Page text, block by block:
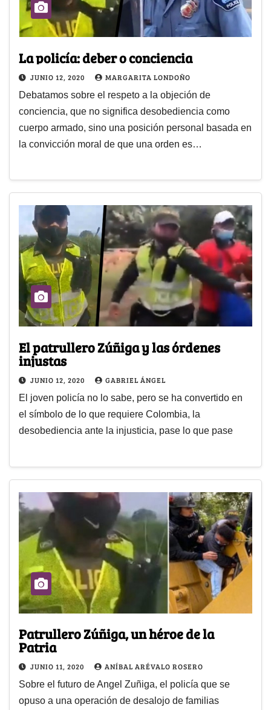
La policía: deber o conciencia
JUNIO 12, 2020 MARGARITA LONDOÑO
Debatamos sobre el respeto a la objeción de
conciencia, que no significa desobediencia como
cuerpo armado, sino una posición personal basada en
la convicción moral de que una orden es…
El patrullero Zúñiga y las órdenes
injustas
JUNIO 12, 2020 GABRIEL ÁNGEL
El joven policía no lo sabe, pero se ha convertido en
el símbolo de lo que requiere Colombia, la
desobediencia ante la injusticia, pase lo que pase
Patrullero Zúñiga, un héroe de la
Patria
JUNIO 11, 2020 ANÍBAL ARÉVALO ROSERO
Sobre el futuro de Angel Zuñiga, el policía que se
opuso a una operación de desalojo de familias